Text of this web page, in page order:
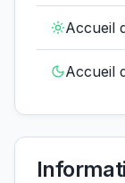
Accueil
Accueil